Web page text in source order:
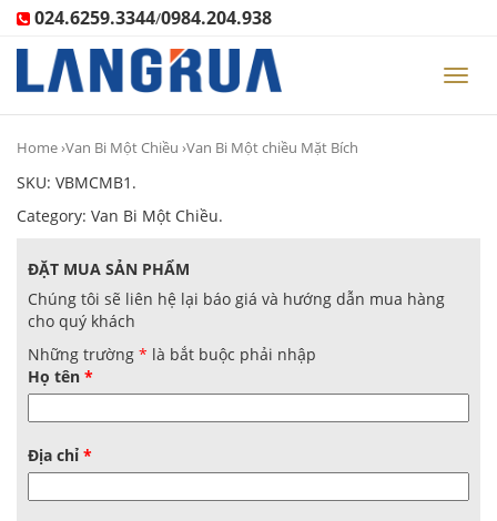
024.6259.3344/0984.204.938
Home›Van Bi Một Chiều ›Van Bi Một chiều Mặt Bích
SKU: VBMCMB1 .
Category: Van Bi Một Chiều.
ĐẶT MUA SẢN PHẨM
Chúng tôi sẽ liên hệ lại báo giá và hướng dẫn mua hàng
cho quý khách
Những trường * là bắt buộc phải nhập
Họ tên *
Địa chỉ *